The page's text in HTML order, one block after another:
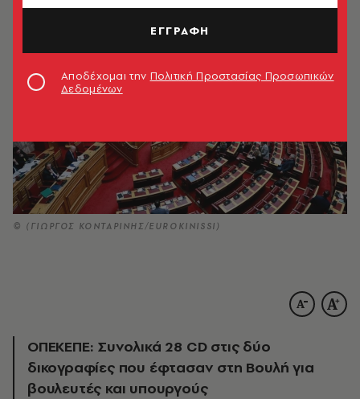
© (ΓΙΩΡΓΟΣ ΚΟΝΤΑΡΙΝΗΣ/EUROKINISSI)
ΟΠΕΚΕΠΕ: Συνολικά 28 CD στις δύο
δικογραφίες που έφτασαν στη Βουλή για
βουλευτές και υπουργούς
ΕΓΓΡΑΦΗ
Αποδέχομαι την Πολιτική Προστασίας Προσωπικών
Δεδομένων